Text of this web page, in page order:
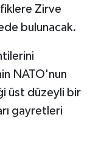
Zirve
bulunacak.
NATO'nun
üst düzeyli bir
gayretleri